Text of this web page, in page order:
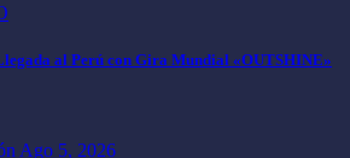
al Perú con Gira Mundial «OUTSHINE»
Ago 5, 2026